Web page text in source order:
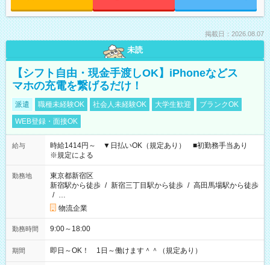
掲載日：2026.08.07
未読
【シフト自由・現金手渡しOK】iPhoneなどス
マホの充電を繋げるだけ！
派遣 職種未経験OK 社会人未経験OK 大学生歓迎
ブランクOK
WEB登録・面接OK
給与
時給1414円～ ▼日払いOK（規定あり） ■初勤務手当あり
※規定による
勤務地
東京都新宿区
新宿駅から徒歩 / 新宿三丁目駅から徒歩 / 高田馬場駅から徒歩
/ …
物流企業
勤務時間 9:00～18:00
期間 即日～OK！ 1日～働けます＾＾（規定あり）